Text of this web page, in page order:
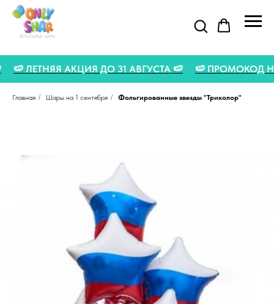
🍉 🍉 ЛЕТНЯЯ АКЦИЯ ДО 31 АВГУСТА 🍉 🍉
Главная / Шары на 1 сентября / Фольгированные звезды "Триколор"